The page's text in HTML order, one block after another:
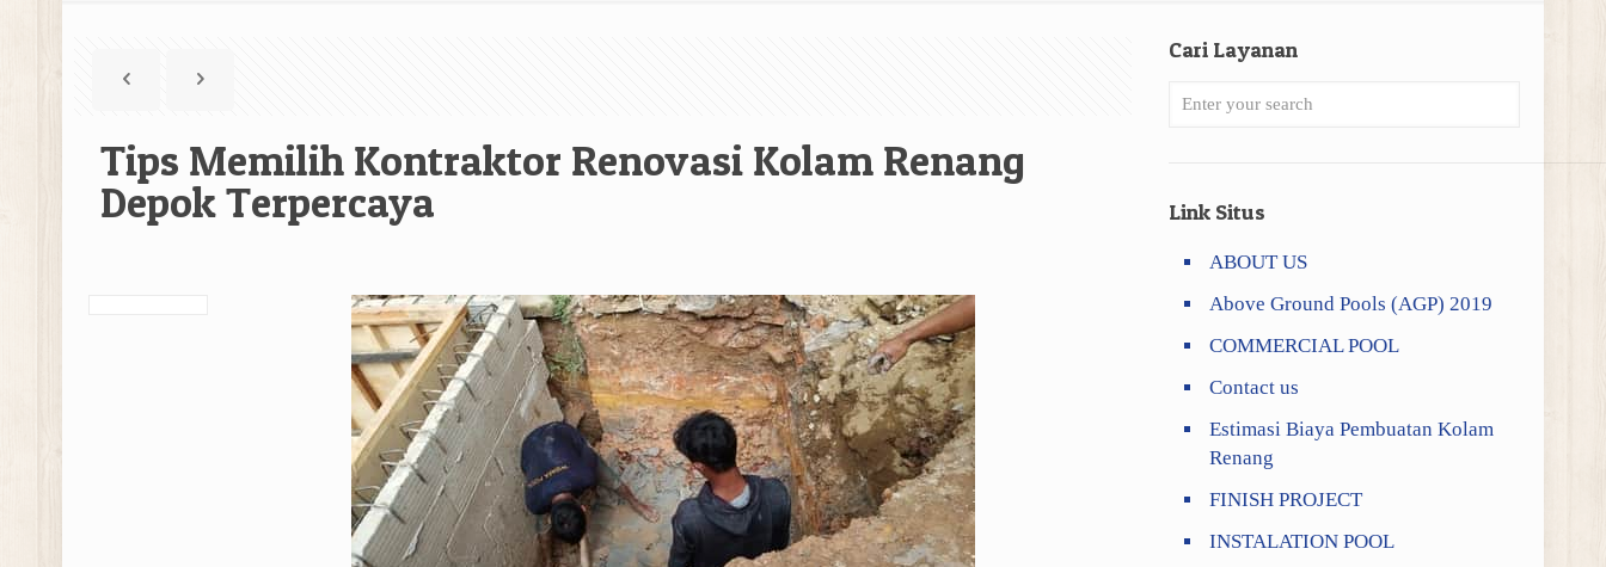
Tips Memilih Kontraktor Renovasi Kolam Renang
Depok Terpercaya
Cari Layanan
Link Situs
ABOUT US
Above Ground Pools (AGP) 2019
COMMERCIAL POOL
Contact us
Estimasi Biaya Pembuatan Kolam
Renang
FINISH PROJECT
INSTALATION POOL